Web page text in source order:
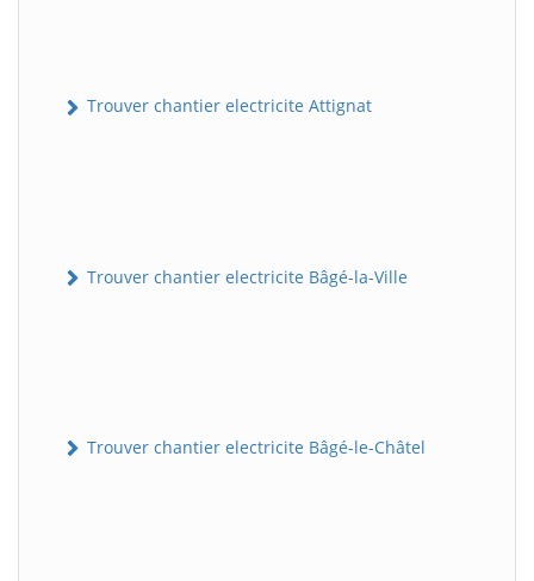
Trouver chantier electricite Attignat
Trouver chantier electricite Bâgé-la-Ville
Trouver chantier electricite Bâgé-le-Châtel